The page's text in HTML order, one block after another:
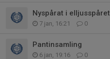
Nyspårat i elljusspåret
7 jan, 16:21 0
Pantinsamling
6 jan, 19:16 0